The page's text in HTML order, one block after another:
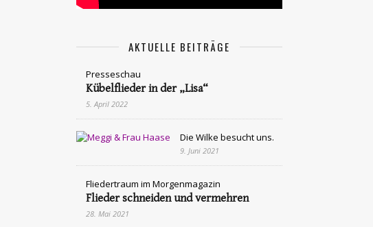
AKTUELLE BEITRÄGE
Presseschau
Kübelflieder in der „Lisa“
5. April 2022
Die Wilke besucht uns.
9. Juni 2021
Fliedertraum im Morgenmagazin
Flieder schneiden und vermehren
28. Mai 2021